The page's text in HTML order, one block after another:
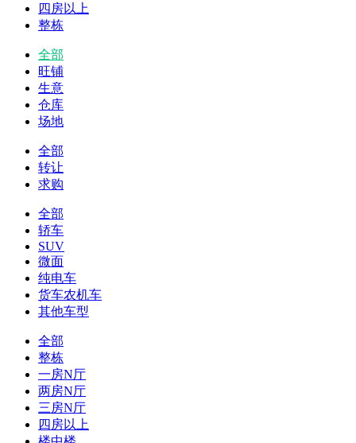
四房以上
整栋
全部
旺铺
生意
仓库
场地
全部
转让
求购
全部
轿车
SUV
微面
纯电车
货车农机车
其他车型
全部
整栋
一房N厅
两房N厅
三房N厅
四房以上